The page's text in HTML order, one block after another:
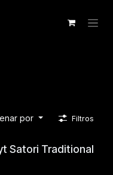
por Filtros
Satori Traditional